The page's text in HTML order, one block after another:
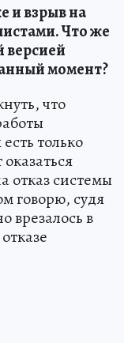
и взрыв на
Что же
версией
момент?
что
только
отказ системы
говорю, судя
врезалось в